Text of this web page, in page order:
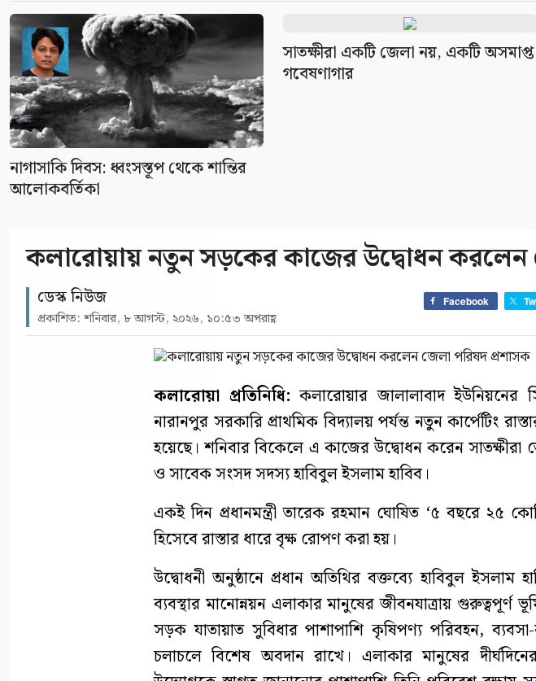
নাগাসাকি দিবস: ধ্বংসস্তূপ থেকে শান্তির
আলোকবর্তিকা
সাতক্ষীরা একটি জেলা নয়, একটি অসমাপ্ত
গবেষণাগার
কলারোয়ায় নতুন সড়কের কাজের উদ্বোধন করলেন
ডেস্ক নিউজ
প্রকাশিত: শনিবার, ৮ আগস্ট, ২০২৬, ১০:৫৩ অপরাহ্ণ
Facebook
কলারোয়া প্রতিনিধি: কলারোয়ার জালালাবাদ ইউনিয়নের
নারানপুর সরকারি প্রাথমিক বিদ্যালয় পর্যন্ত নতুন কার্পেটিং
হয়েছে। শনিবার বিকেলে এ কাজের উদ্বোধন করেন সাতক্ষীরা
ও সাবেক সংসদ সদস্য হাবিবুল ইসলাম হাবিব।
একই দিন প্রধানমন্ত্রী তারেক রহমান ঘোষিত ‘৫ বছরে ২৫
হিসেবে রাস্তার ধারে বৃক্ষ রোপণ করা হয়।
উদ্বোধনী অনুষ্ঠানে প্রধান অতিথির বক্তব্যে হাবিবুল ইসলাম
ব্যবস্থার মানোন্নয়ন এলাকার মানুষের জীবনযাত্রায় গুরুত্বপূর্ণ
সড়ক যাতায়াত সুবিধার পাশাপাশি কৃষিপণ্য পরিবহন, ব্যবসা-
চলাচলে বিশেষ অবদান রাখে। এলাকার মানুষের